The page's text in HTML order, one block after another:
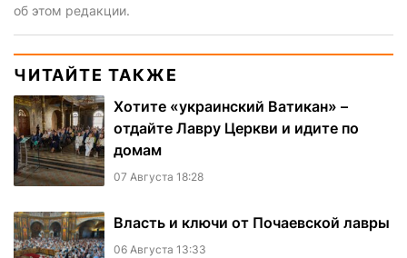
об этом редакции.
ЧИТАЙТЕ ТАКЖЕ
Хотите «украинский Ватикан» –
отдайте Лавру Церкви и идите по
домам
07 Августа 18:28
Власть и ключи от Почаевской лавры
06 Августа 13:33